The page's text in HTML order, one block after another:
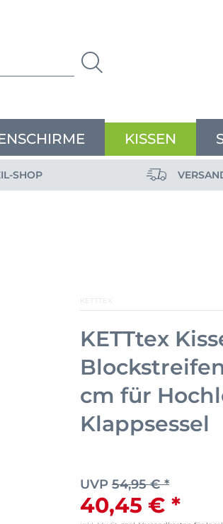
KISSEN
SHOP
KETTTEX
KETTtex
cm für
Klappsessel
UVP 54,95 € *
40,45 € *